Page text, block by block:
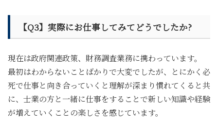
【Q3】実際にお仕事してみてどうでしたか?
現在は政府関連政策、財務調査業務に携わっています。
最初はわからないことばかりで大変でしたが、とにかく必
死で仕事と向き合っていくと理解が深まり慣れてくると共
に、士業の方と一緒に仕事をすることで新しい知識や経験
が増えていくことの楽しさを感じています。